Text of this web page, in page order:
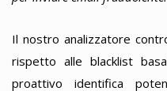
Il nostro analizzatore
rispetto alle blacklist
proattivo identifica